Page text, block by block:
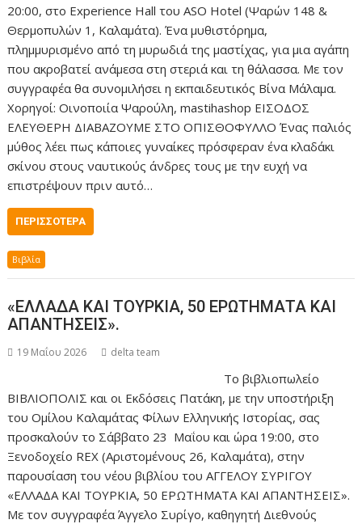
20:00, στο Experience Hall του ASO Hotel (Ψαρών 148 &
Θερμοπυλών 1, Καλαμάτα). Ένα μυθιστόρημα,
πλημμυρισμένο από τη μυρωδιά της μαστίχας, για μια αγάπη
που ακροβατεί ανάμεσα στη στεριά και τη θάλασσα. Με τον
συγγραφέα θα συνομιλήσει η εκπαιδευτικός Βίνα Μάλαμα.
Χορηγοί: Οινοποιία Ψαρούλη, mastihashop ΕΙΣΟΔΟΣ
ΕΛΕΥΘΕΡΗ ΔΙΑΒΑΖΟΥΜΕ ΣΤΟ ΟΠΙΣΘΟΦΥΛΛΟ Ένας παλιός
μύθος λέει πως κάποιες γυναίκες πρόσφεραν ένα κλαδάκι
σκίνου στους ναυτικούς άνδρες τους με την ευχή να
επιστρέψουν πριν αυτό…
ΠΕΡΙΣΣΌΤΕΡΑ
Βιβλία
«ΕΛΛΑΔΑ ΚΑΙ ΤΟΥΡΚΙΑ, 50 ΕΡΩΤΗΜΑΤΑ ΚΑΙ
ΑΠΑΝΤΗΣΕΙΣ».
19 Μαΐου 2026 delta team
Το βιβλιοπωλείο
ΒΙΒΛΙΟΠΟΛΙΣ και οι Εκδόσεις Πατάκη, με την υποστήριξη
του Ομίλου Καλαμάτας Φίλων Ελληνικής Ιστορίας, σας
προσκαλούν το Σάββατο 23 Μαΐου και ώρα 19:00, στο
Ξενοδοχείο REX (Αριστομένους 26, Καλαμάτα), στην
παρουσίαση του νέου βιβλίου τoυ ΑΓΓΕΛΟΥ ΣΥΡΙΓΟΥ
«ΕΛΛΑΔΑ ΚΑΙ ΤΟΥΡΚΙΑ, 50 ΕΡΩΤΗΜΑΤΑ ΚΑΙ ΑΠΑΝΤΗΣΕΙΣ».
Με τον συγγραφέα Άγγελο Συρίγο, καθηγητή Διεθνούς